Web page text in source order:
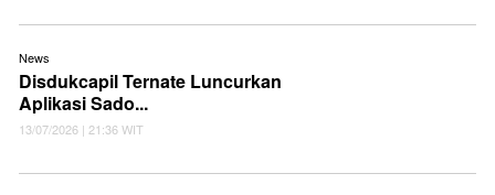
News
Disdukcapil Ternate Luncurkan
Aplikasi Sado...
13/07/2026 | 21:36 WIT